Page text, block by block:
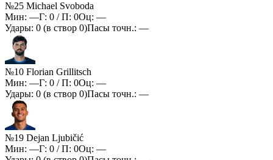
№25 Michael Svoboda
Мин: —Г: 0 / П: 0Оц: —
Удары: 0 (в створ 0)Пасы точн.: —
№10 Florian Grillitsch
Мин: —Г: 0 / П: 0Оц: —
Удары: 0 (в створ 0)Пасы точн.: —
№19 Dejan Ljubičić
Мин: —Г: 0 / П: 0Оц: —